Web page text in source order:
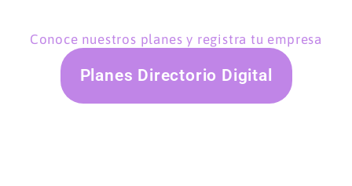
Conoce nuestros planes y registra tu empresa
Planes Directorio Digital